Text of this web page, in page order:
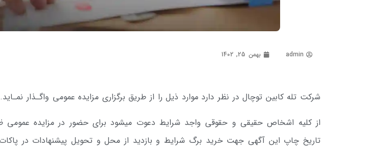
admin بهمن 25, 1402
شرکت تله­ کابین توچال در نظر دارد موارد ذیل را از طریق برگزاری مزایده عمومی واگـذار نمـاید.